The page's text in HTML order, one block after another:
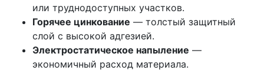
или труднодоступных участков.
Горячее цинкование — толстый защитный
слой с высокой адгезией.
Электростатическое напыление —
экономичный расход материала.